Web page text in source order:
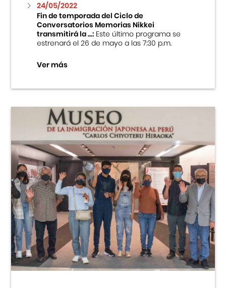
24/05/2022
Fin de temporada del Ciclo de
Conversatorios Memorias Nikkei
transmitirá la ...:Este último programa se
estrenará el 26 de mayo a las 7:30 p.m.
Ver más